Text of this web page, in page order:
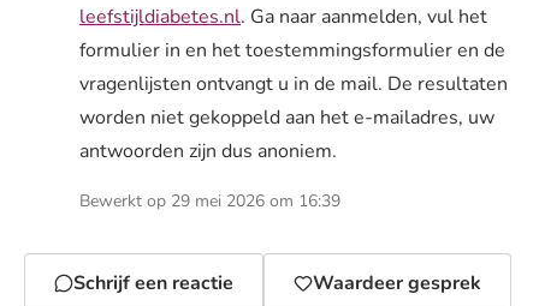
leefstijldiabetes.nl. Ga naar aanmelden, vul het
formulier in en het toestemmingsformulier en de
vragenlijsten ontvangt u in de mail. De resultaten
worden niet gekoppeld aan het e-mailadres, uw
antwoorden zijn dus anoniem.
Bewerkt op 29 mei 2026 om 16:39
Schrijf een reactie Waardeer gesprek